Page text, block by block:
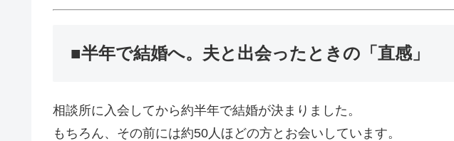
■半年で結婚へ。夫と出会ったときの「直感」
相談所に入会してから約半年で結婚が決まりました。
もちろん、その前には約50人ほどの方とお会いしています。